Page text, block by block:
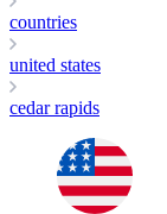
countries
united states
cedar rapids